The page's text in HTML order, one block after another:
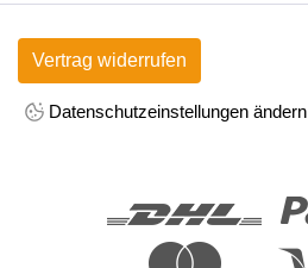
Vertrag widerrufen
Datenschutzeinstellungen ändern